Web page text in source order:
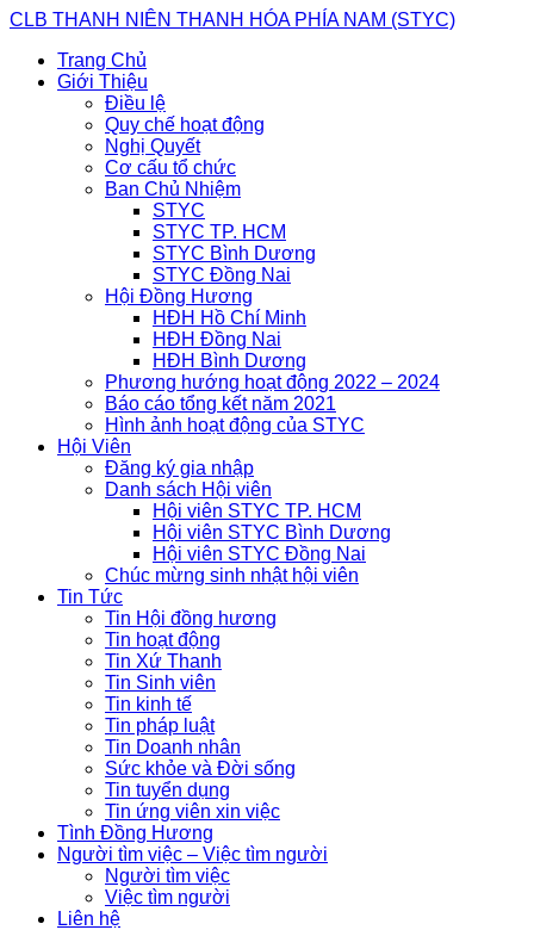
Skip
content
CLB THANH NIÊN THANH HÓA PHÍA NAM (STYC)
Trang Chủ
Giới Thiệu
Điều lệ
Quy chế hoạt động
Nghị Quyết
Cơ cấu tổ chức
Ban Chủ Nhiệm
STYC
STYC TP. HCM
STYC Bình Dương
STYC Đồng Nai
Hội Đồng Hương
HĐH Hồ Chí Minh
HĐH Đồng Nai
HĐH Bình Dương
Phương hướng hoạt động 2022 – 2024
Báo cáo tổng kết năm 2021
Hình ảnh hoạt động của STYC
Hội Viên
Đăng ký gia nhập
Danh sách Hội viên
Hội viên STYC TP. HCM
Hội viên STYC Bình Dương
Hội viên STYC Đồng Nai
Chúc mừng sinh nhật hội viên
Tin Tức
Tin Hội đồng hương
Tin hoạt động
Tin Xứ Thanh
Tin Sinh viên
Tin kinh tế
Tin pháp luật
Tin Doanh nhân
Sức khỏe và Đời sống
Tin tuyển dụng
Tin ứng viên xin việc
Tình Đồng Hương
Người tìm việc – Việc tìm người
Người tìm việc
Việc tìm người
Liên hệ